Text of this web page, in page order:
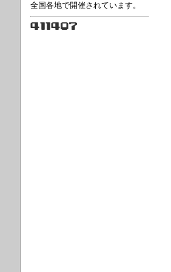
全国各地で開催されています。